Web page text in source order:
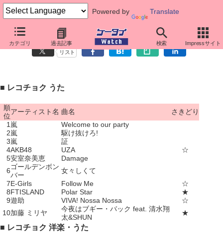
Powered by Translate
カテゴリ 過去記事 検索 Impressサイト
着うた人気ランキング（10月29日～11月4日）
リスト
■ レコチョク うた
順
位
アーティスト名 曲名
さきどり
1 嵐
Welcome to our party
2嵐
駆け抜けろ!
3嵐
証
4AKB48 UZA
☆
5安室奈美恵
Damage
6ゴールデンボン
バー
女々しくて
7E-Girls Follow Me
☆
8FTISLAND Polar Star
★
9遊助 VIVA! Nossa Nossa
☆
10加藤 ミリヤ
今夜はブギー・バック feat. 清水翔
太&SHUN
★
■ レコチョク 洋楽・うた